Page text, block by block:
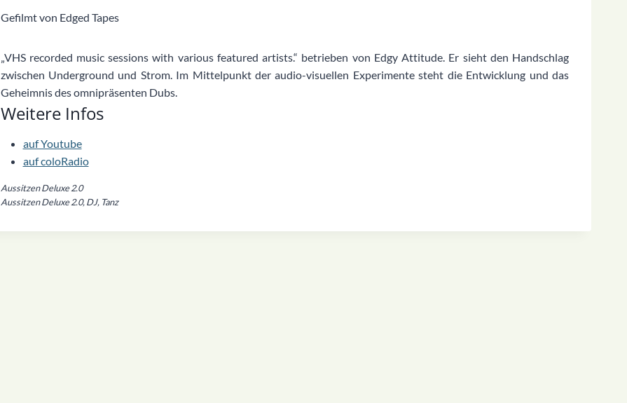
Aussitzen Deluxe 2.0
Aussitzen Deluxe 2.0, DJ, Tanz
Weitere Infos
auf Youtube
auf coloRadio
Gefilmt von Edged Tapes
„VHS recorded music sessions with various featured artists.“ betrieben von Edgy Attitude. Er sieht den Handschlag
zwischen Underground und Strom. Im Mittelpunkt der audio-visuellen Experimente steht die Entwicklung und das
Geheimnis des omnipräsenten Dubs.